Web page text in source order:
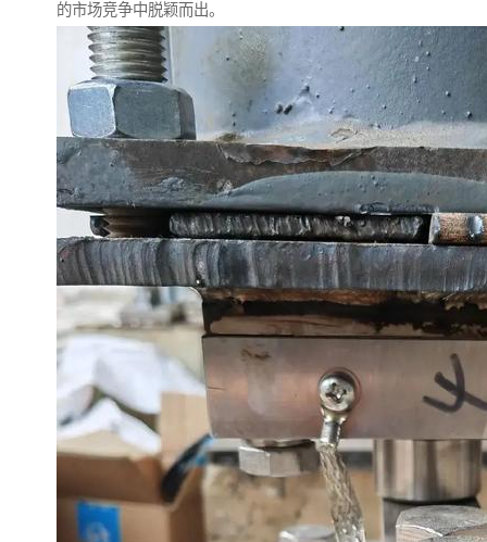
的市场竞争中脱颖而出。